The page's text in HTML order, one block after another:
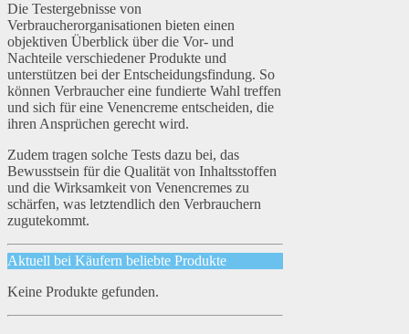
Die Testergebnisse von
Verbraucherorganisationen bieten einen
objektiven Überblick über die Vor- und
Nachteile verschiedener Produkte und
unterstützen bei der Entscheidungsfindung. So
können Verbraucher eine fundierte Wahl treffen
und sich für eine Venencreme entscheiden, die
ihren Ansprüchen gerecht wird.
Zudem tragen solche Tests dazu bei, das
Bewusstsein für die Qualität von Inhaltsstoffen
und die Wirksamkeit von Venencremes zu
schärfen, was letztendlich den Verbrauchern
zugutekommt.
Aktuell bei Käufern beliebte Produkte
Keine Produkte gefunden.